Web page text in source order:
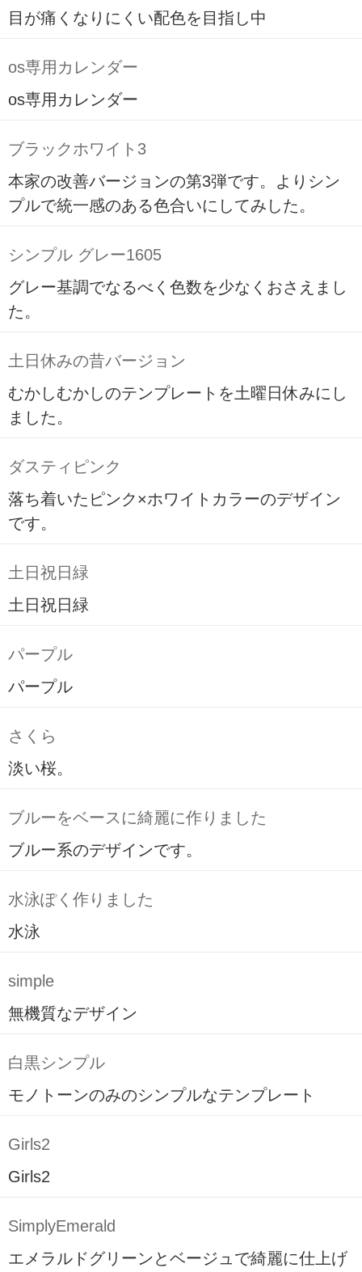
目が痛くなりにくい配色を目指し中
os専用カレンダー
os専用カレンダー
ブラックホワイト3
本家の改善バージョンの第3弾です。よりシン
プルで統一感のある色合いにしてみした。
シンプル グレー1605
グレー基調でなるべく色数を少なくおさえまし
た。
土日休みの昔バージョン
むかしむかしのテンプレートを土曜日休みにし
ました。
ダスティピンク
落ち着いたピンク×ホワイトカラーのデザイン
です。
土日祝日緑
土日祝日緑
パープル
パープル
さくら
淡い桜。
ブルーをベースに綺麗に作りました
ブルー系のデザインです。
水泳ぽく作りました
水泳
simple
無機質なデザイン
白黒シンプル
モノトーンのみのシンプルなテンプレート
Girls2
Girls2
SimplyEmerald
エメラルドグリーンとベージュで綺麗に仕上げ